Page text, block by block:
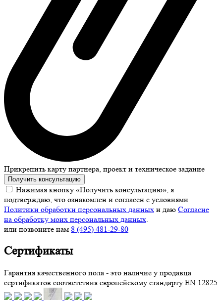
Прикрепить карту партнера, проект и техническое задание
Получить консультацию
Нажимая кнопку «Получить консультацию», я
подтверждаю, что ознакомлен и согласен с условиями
Политики обработки персональных данных и даю Согласие
на обработку моих персональных данных.
или позвоните нам 8 (495) 481-29-80
Сертификаты
Гарантия качественного пола - это наличие у продавца
сертификатов соответствия европейскому стандарту EN 12825